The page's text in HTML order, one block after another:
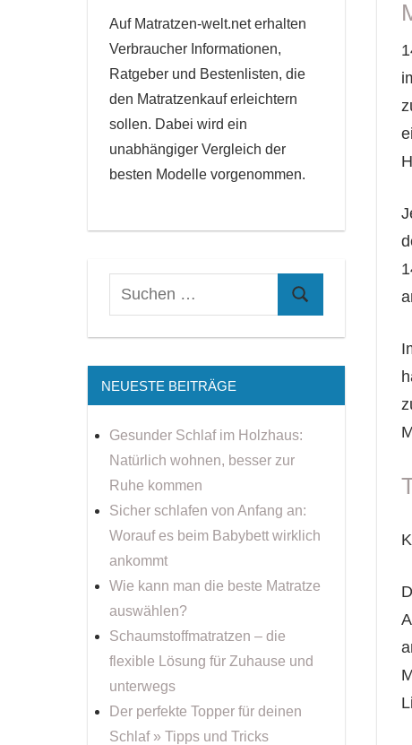
Auf Matratzen-welt.net erhalten
Verbraucher Informationen,
Ratgeber und Bestenlisten, die
den Matratzenkauf erleichtern
sollen. Dabei wird ein
unabhängiger Vergleich der
besten Modelle vorgenommen.
NEUESTE BEITRÄGE
Gesunder Schlaf im Holzhaus:
Natürlich wohnen, besser zur
Ruhe kommen
Sicher schlafen von Anfang an:
Worauf es beim Babybett wirklich
ankommt
Wie kann man die beste Matratze
auswählen?
Schaumstoffmatratzen – die
flexible Lösung für Zuhause und
unterwegs
Der perfekte Topper für deinen
Schlaf » Tipps und Tricks